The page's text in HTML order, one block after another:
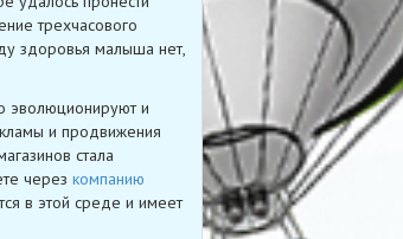
трехчасового
здоровья малыша нет,
эволюционируют и
и продвижения
стала
через компанию
в этой среде и имеет